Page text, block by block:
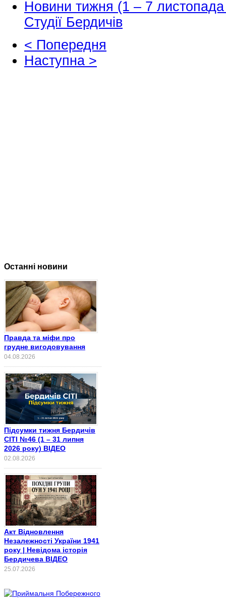
Новини тижня (1 – 7
Студії Бердичів
< Попередня
Наступна >
Останні новини
Правда та міфи про
грудне вигодовування
04.08.2026
Підсумки тижня Бердичів
СІТІ №46 (1 – 31 липня
2026 року) ВІДЕО
02.08.2026
Акт Відновлення
Незалежності України 1941
року | Невідома історія
Бердичева ВІДЕО
25.07.2026